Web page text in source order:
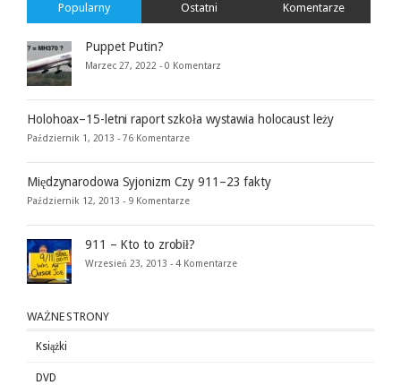
Popularny Ostatni Komentarze
Puppet Putin?
Marzec 27, 2022 - 0 Komentarz
Holohoax–15-letni raport szkoła wystawia holocaust leży
Październik 1, 2013 - 76 Komentarze
Międzynarodowa Syjonizm Czy 911–23 fakty
Październik 12, 2013 - 9 Komentarze
911 – Kto to zrobił?
Wrzesień 23, 2013 - 4 Komentarze
WAŻNE STRONY
Książki
DVD